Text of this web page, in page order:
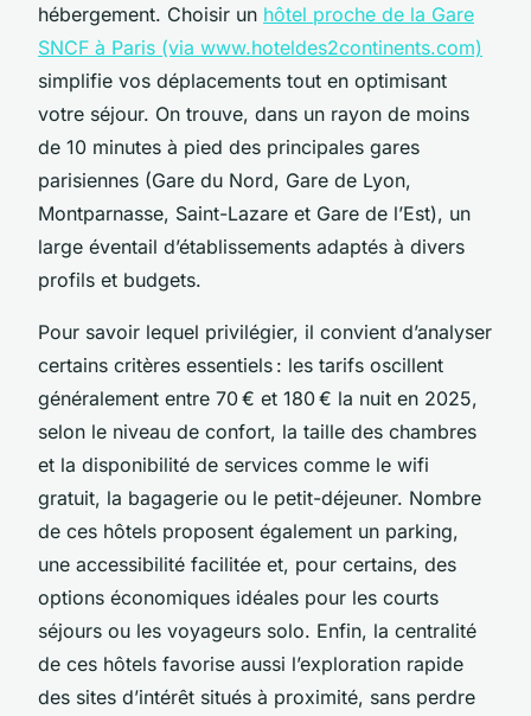
hébergement. Choisir un hôtel proche de la Gare
SNCF à Paris (via www.hoteldes2continents.com)
simplifie vos déplacements tout en optimisant
votre séjour. On trouve, dans un rayon de moins
de 10 minutes à pied des principales gares
parisiennes (Gare du Nord, Gare de Lyon,
Montparnasse, Saint-Lazare et Gare de l’Est), un
large éventail d’établissements adaptés à divers
profils et budgets.
Pour savoir lequel privilégier, il convient d’analyser
certains critères essentiels : les tarifs oscillent
généralement entre 70 € et 180 € la nuit en 2025,
selon le niveau de confort, la taille des chambres
et la disponibilité de services comme le wifi
gratuit, la bagagerie ou le petit-déjeuner. Nombre
de ces hôtels proposent également un parking,
une accessibilité facilitée et, pour certains, des
options économiques idéales pour les courts
séjours ou les voyageurs solo. Enfin, la centralité
de ces hôtels favorise aussi l’exploration rapide
des sites d’intérêt situés à proximité, sans perdre